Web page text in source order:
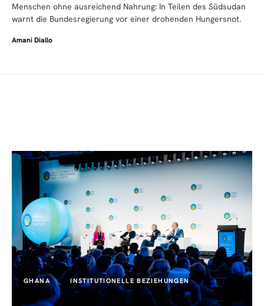
Menschen ohne ausreichend Nahrung: In Teilen des Südsudan
warnt die Bundesregierung vor einer drohenden Hungersnot.
Amani Diallo
GHANA INSTITUTIONELLE BEZIEHUNGEN